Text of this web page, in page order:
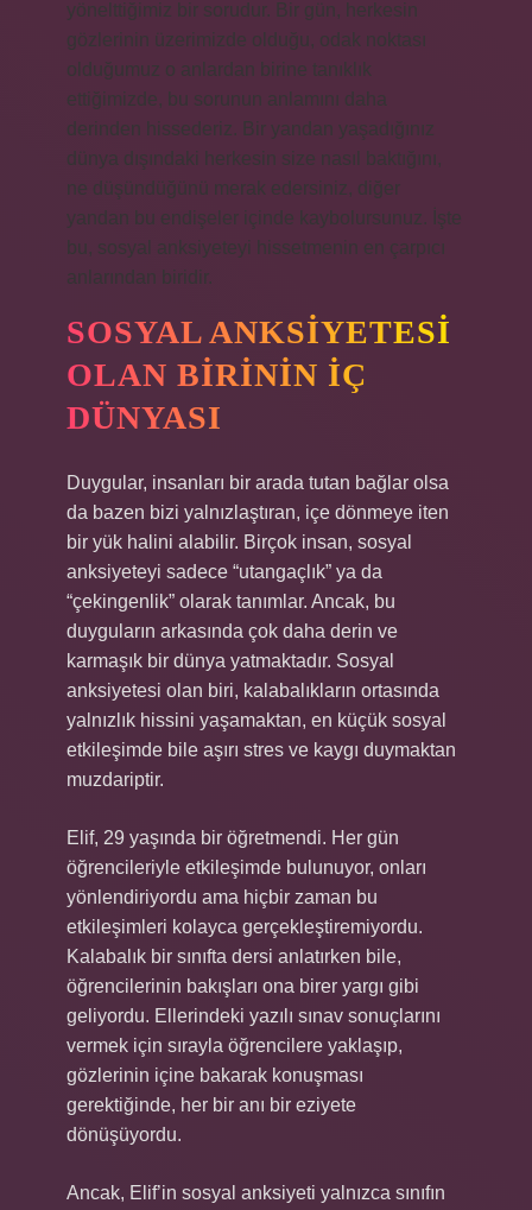
yönelttiğimiz bir sorudur. Bir gün, herkesin
gözlerinin üzerimizde olduğu, odak noktası
olduğumuz o anlardan birine tanıklık
ettiğimizde, bu sorunun anlamını daha
derinden hissederiz. Bir yandan yaşadığınız
dünya dışındaki herkesin size nasıl baktığını,
ne düşündüğünü merak edersiniz, diğer
yandan bu endişeler içinde kaybolursunuz. İşte
bu, sosyal anksiyeteyi hissetmenin en çarpıcı
anlarından biridir.
SOSYAL ANKSIYETESI
OLAN BIRININ İÇ
DÜNYASI
Duygular, insanları bir arada tutan bağlar olsa
da bazen bizi yalnızlaştıran, içe dönmeye iten
bir yük halini alabilir. Birçok insan, sosyal
anksiyeteyi sadece “utangaçlık” ya da
“çekingenlik” olarak tanımlar. Ancak, bu
duyguların arkasında çok daha derin ve
karmaşık bir dünya yatmaktadır. Sosyal
anksiyetesi olan biri, kalabalıkların ortasında
yalnızlık hissini yaşamaktan, en küçük sosyal
etkileşimde bile aşırı stres ve kaygı duymaktan
muzdariptir.
Elif, 29 yaşında bir öğretmendi. Her gün
öğrencileriyle etkileşimde bulunuyor, onları
yönlendiriyordu ama hiçbir zaman bu
etkileşimleri kolayca gerçekleştiremiyordu.
Kalabalık bir sınıfta dersi anlatırken bile,
öğrencilerinin bakışları ona birer yargı gibi
geliyordu. Ellerindeki yazılı sınav sonuçlarını
vermek için sırayla öğrencilere yaklaşıp,
gözlerinin içine bakarak konuşması
gerektiğinde, her bir anı bir eziyete
dönüşüyordu.
Ancak, Elif’in sosyal anksiyeti yalnızca sınıfın